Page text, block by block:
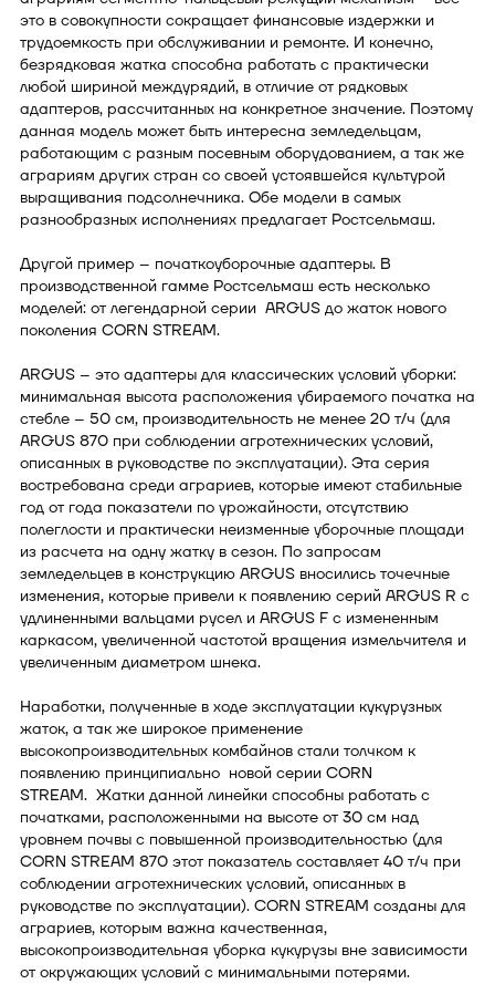
это в совокупности сокращает финансовые издержки и
трудоемкость при обслуживании и ремонте. И конечно,
безрядковая жатка способна работать с практически
любой шириной междурядий, в отличие от рядковых
адаптеров, рассчитанных на конкретное значение. Поэтому
данная модель может быть интересна земледельцам,
работающим с разным посевным оборудованием, а так же
аграриям других стран со своей устоявшейся культурой
выращивания подсолнечника. Обе модели в самых
разнообразных исполнениях предлагает Ростсельмаш.
Другой пример – початкоуборочные адаптеры. В
производственной гамме Ростсельмаш есть несколько
моделей: от легендарной серии ARGUS до жаток нового
поколения CORN STREAM.
ARGUS – это адаптеры для классических условий уборки:
минимальная высота расположения убираемого початка на
стебле – 50 см, производительность не менее 20 т/ч (для
ARGUS 870 при соблюдении агротехнических условий,
описанных в руководстве по эксплуатации). Эта серия
востребована среди аграриев, которые имеют стабильные
год от года показатели по урожайности, отсутствию
полеглости и практически неизменные уборочные площади
из расчета на одну жатку в сезон. По запросам
земледельцев в конструкцию ARGUS вносились точечные
изменения, которые привели к появлению серий ARGUS R с
удлиненными вальцами русел и ARGUS F с измененным
каркасом, увеличенной частотой вращения измельчителя и
увеличенным диаметром шнека.
Наработки, полученные в ходе эксплуатации кукурузных
жаток, а так же широкое применение
высокопроизводительных комбайнов стали толчком к
появлению принципиально новой серии CORN
STREAM. Жатки данной линейки способны работать с
початками, расположенными на высоте от 30 см над
уровнем почвы с повышенной производительностью (для
CORN STREAM 870 этот показатель составляет 40 т/ч при
соблюдении агротехнических условий, описанных в
руководстве по эксплуатации). CORN STREAM созданы для
аграриев, которым важна качественная,
высокопроизводительная уборка кукурузы вне зависимости
от окружающих условий с минимальными потерями.